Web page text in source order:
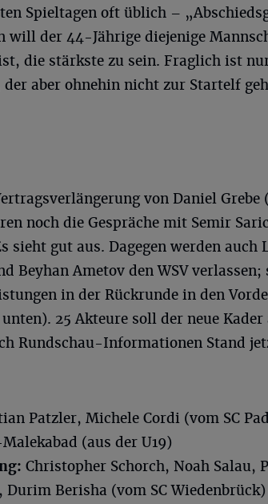
Spieltagen oft üblich –
will der 44-Jährige diejenige
die stärkste zu sein. Fraglich ist
aber ohnehin nicht zur Startelf
von Daniel Grebe (
noch die Gespräche mit Semir
sieht gut aus. Dagegen werden
Beyhan Ametov den WSV
in der Rückrunde in den
25 Akteure soll der neue Kader
Rundschau-Informationen Stand
Patzler, Michele Cordi (vom SC
(aus der U19)
Christopher Schorch, Noah Salau,
Durim Berisha (vom SC Wiedenbrück)